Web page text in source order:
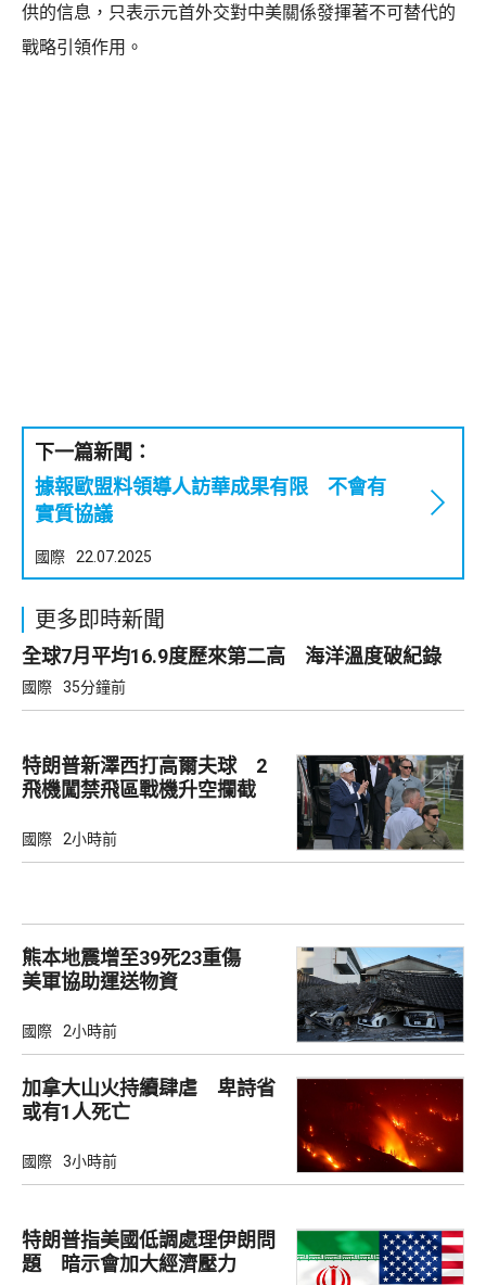
供的信息，只表示元首外交對中美關係發揮著不可替代的
戰略引領作用。
下一篇新聞：
據報歐盟料領導人訪華成果有限 不會有
實質協議
國際 22.07.2025
更多即時新聞
全球7月平均16.9度歷來第二高 海洋溫度破紀錄
國際 35分鐘前
特朗普新澤西打高爾夫球 2
飛機闖禁飛區戰機升空攔截
國際 2小時前
熊本地震增至39死23重傷
美軍協助運送物資
國際 2小時前
加拿大山火持續肆虐 卑詩省
或有1人死亡
國際 3小時前
特朗普指美國低調處理伊朗問
題 暗示會加大經濟壓力